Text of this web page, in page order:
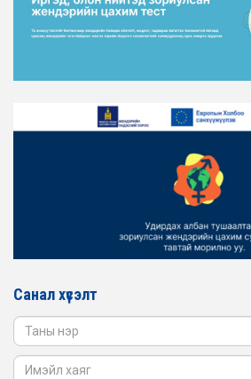
ЖЕНДЭРИЙН ЭРХ ТЭГШ
АЖИЛЛАГААГ
ТӨЛӨӨЛӨЛ ЗАМ
ЖЕНДЭРИЙН ҮНДЭСНИЙ
ТӨЛӨӨЛӨЛ БАТЛАН
Санал хүсэлт